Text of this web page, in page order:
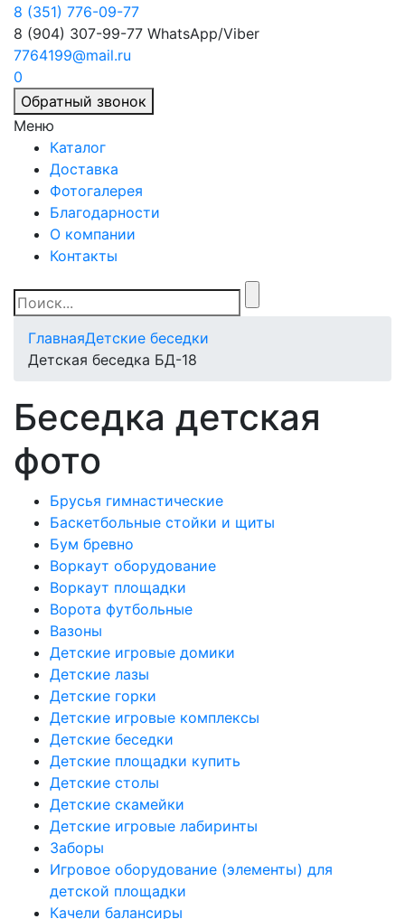
8 (351) 776-09-77
8 (904) 307-99-77 WhatsApp/Viber
7764199@mail.ru
0
Обратный звонок
Меню
Каталог
Доставка
Фотогалерея
Благодарности
О компании
Контакты
ГлавнаяДетские беседки
Детская беседка БД-18
Беседка детская
фото
Брусья гимнастические
Баскетбольные стойки и щиты
Бум бревно
Воркаут оборудование
Воркаут площадки
Ворота футбольные
Вазоны
Детские игровые домики
Детские лазы
Детские горки
Детские игровые комплексы
Детские беседки
Детские площадки купить
Детские столы
Детские скамейки
Детские игровые лабиринты
Заборы
Игровое оборудование (элементы) для
детской площадки
Качели балансиры